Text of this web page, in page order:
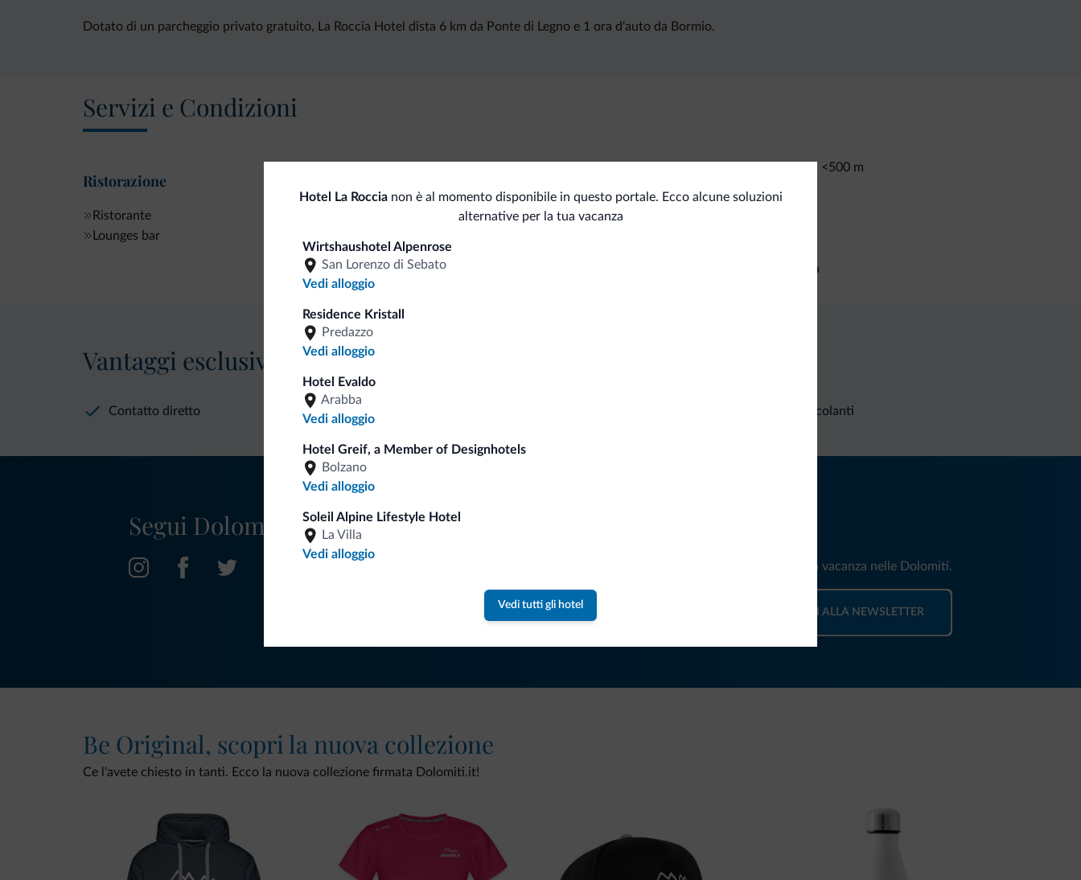
Dotato di un parcheggio privato gratuito, La Roccia Hotel dista 6 km da Ponte di Legno e 1 ora d'auto da Bormio.
Servizi e Condizioni
Ristorazione
Ristorante
Lounges bar
Accessibilità
Senza barriere architettoniche
Sci
<500 m
Cassetta di sicurezza
Hotel La Roccianon è al momento disponibile in questo portale. Ecco alcune soluzioni
alternative per la tua vacanza
Wirtshaushotel Alpenrose
San Lorenzo di Sebato
Vedi alloggio
Residence Kristall
Predazzo
Vedi alloggio
Hotel Evaldo
Arabba
Vedi alloggio
Hotel Greif, a Member of Designhotels
Bolzano
Vedi alloggio
Soleil Alpine Lifestyle Hotel
La Villa
Vedi alloggio
Vedi tutti gli hotel
Vantaggi esclusivi Dolomiti.it
Contatto diretto Richieste non vincolanti
Segui Dolomiti.it
Riceverai informazioni, offerte esclusive e news per la tua vacanza nelle Dolomiti.
ISCRIVITI ALLA NEWSLETTER
Be Original, scopri la nuova collezione
Ce l'avete chiesto in tanti. Ecco la nuova collezione firmata Dolomiti.it!